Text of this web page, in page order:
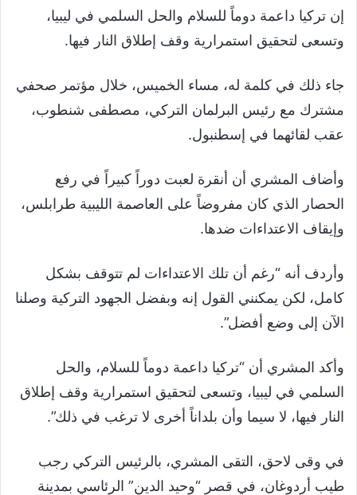
إن تركيا داعمة دوماً للسلام والحل السلمي في ليبيا،
وتسعى لتحقيق استمرارية وقف إطلاق النار فيها.
جاء ذلك في كلمة له، مساء الخميس، خلال مؤتمر صحفي
مشترك مع رئيس البرلمان التركي، مصطفى شنطوب،
عقب لقائهما في إسطنبول.
وأضاف المشري أن أنقرة لعبت دوراً كبيراً في رفع
الحصار الذي كان مفروضاً على العاصمة الليبية طرابلس،
وإيقاف الاعتداءات ضدها.
وأردف أنه “رغم أن تلك الاعتداءات لم تتوقف بشكل
كامل، لكن يمكنني القول إنه وبفضل الجهود التركية وصلنا
الآن إلى وضع أفضل”.
وأكد المشري أن “تركيا داعمة دوماً للسلام، والحل
السلمي في ليبيا، وتسعى لتحقيق استمرارية وقف إطلاق
النار فيها، لا سيما وأن بلداناً أخرى لا ترغب في ذلك”.
في وقى لاحق، التقى المشري، بالرئيس التركي رجب
طيب أردوغان، في قصر “وحيد الدين” الرئاسي بمدينة